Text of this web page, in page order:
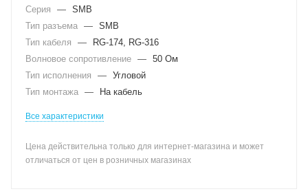
Серия — SMB
Тип разъема — SMB
Тип кабеля
—
RG-174, RG-316
Волновое сопротивление — 50 Ом
Тип исполнения
— Угловой
Тип монтажа — На кабель
Все характеристики
Цена действительна только для интернет-магазина и может
отличаться от цен в розничных магазинах